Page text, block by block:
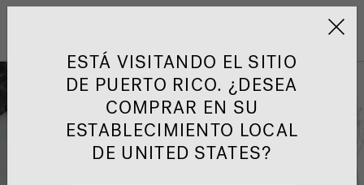
Jacuzzi&reg; Latin
Responsabilidad Social
HIDROMASAJE
ESTÁ VISITANDO EL SITIO
DE PUERTO RICO. ¿DESEA
COMPRAR EN SU
ESTABLECIMIENTO LOCAL
DE UNITED STATES?